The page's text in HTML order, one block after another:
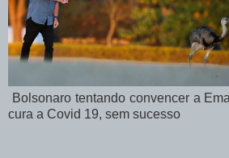
Bolsonaro tentando convencer a
cura a Covid 19, sem sucesso